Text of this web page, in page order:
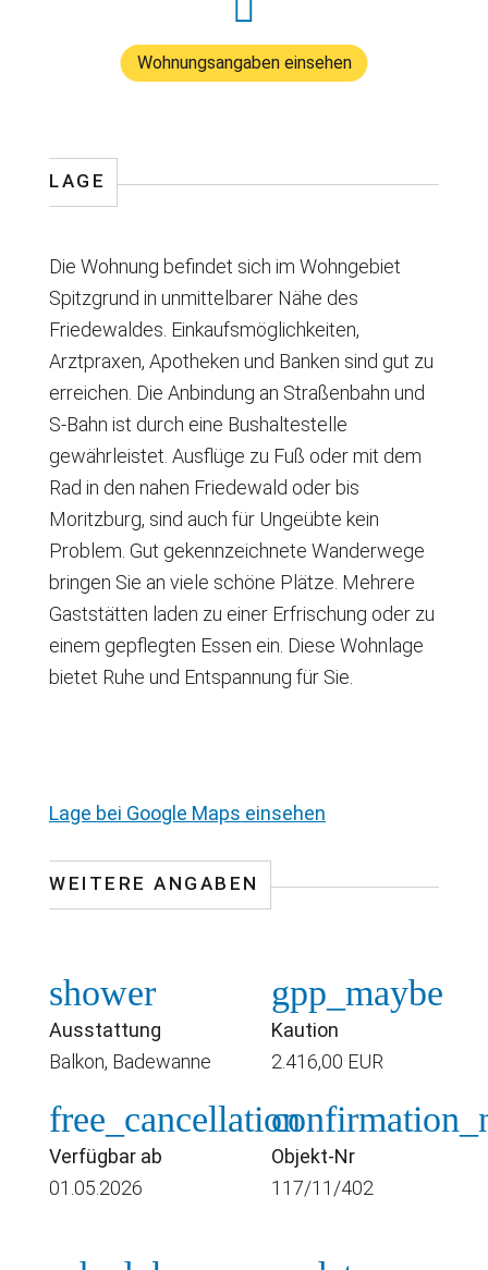
Wohnungsangaben einsehen
LAGE
Die Wohnung befindet sich im Wohngebiet
Spitzgrund in unmittelbarer Nähe des
Friedewaldes. Einkaufsmöglichkeiten,
Arztpraxen, Apotheken und Banken sind gut zu
erreichen. Die Anbindung an Straßenbahn und
S-Bahn ist durch eine Bushaltestelle
gewährleistet. Ausflüge zu Fuß oder mit dem
Rad in den nahen Friedewald oder bis
Moritzburg, sind auch für Ungeübte kein
Problem. Gut gekennzeichnete Wanderwege
bringen Sie an viele schöne Plätze. Mehrere
Gaststätten laden zu einer Erfrischung oder zu
einem gepflegten Essen ein. Diese Wohnlage
bietet Ruhe und Entspannung für Sie.
Lage bei Google Maps einsehen
WEITERE ANGABEN
shower
Ausstattung
Balkon, Badewanne
gpp_maybe
Kaution
2.416,00 EUR
free_cancellation
Verfügbar ab
01.05.2026
Objekt-Nr
117/11/402